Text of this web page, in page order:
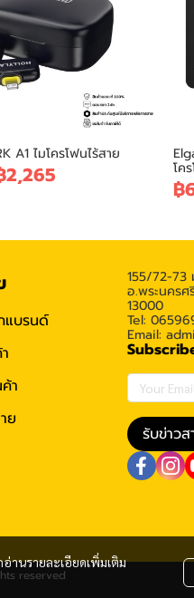
A1 ไมโครโฟนไร้สาย
2,265 โค
฿
านรายละเอียดเพิ่มเติม
แบรนด์
า
ย
155/72-
อ.พระนคร
13000
Tel:
Email:
รับข่าวส
reserved